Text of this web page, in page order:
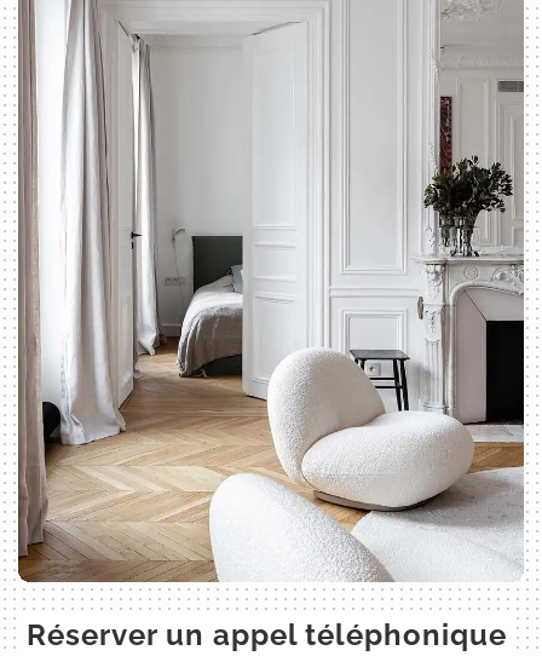
Réserver un appel téléphonique